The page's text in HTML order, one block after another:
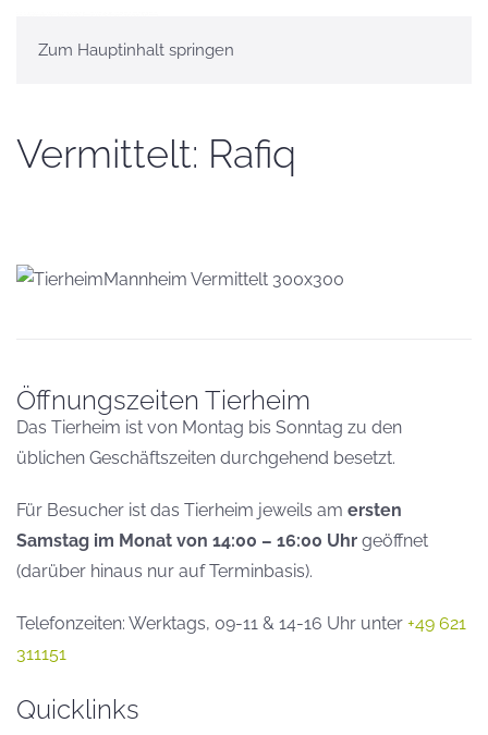
Zum Hauptinhalt springen
Vermittelt: Rafiq
Öffnungszeiten Tierheim
Das Tierheim ist von Montag bis Sonntag zu den
üblichen Geschäftszeiten durchgehend besetzt.
Für Besucher ist das Tierheim jeweils am ersten
Samstag im Monat von 14:00 – 16:00 Uhr geöffnet
(darüber hinaus nur auf Terminbasis).
Telefonzeiten: Werktags, 09-11 & 14-16 Uhr unter +49 621
311151
Quicklinks